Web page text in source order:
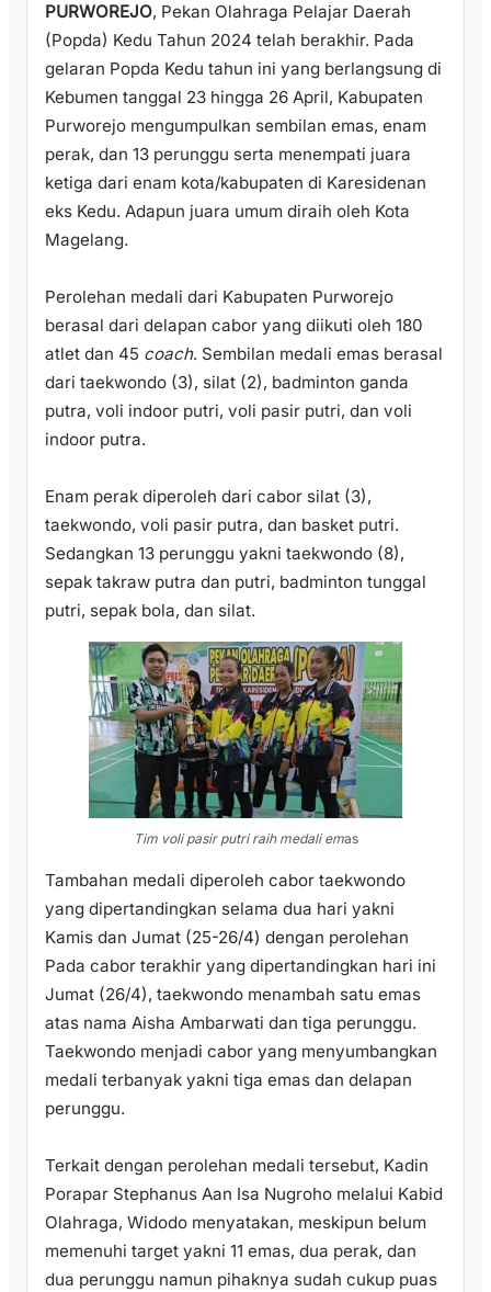
PURWOREJO, Pekan Olahraga Pelajar Daerah
(Popda) Kedu Tahun 2024 telah berakhir. Pada
gelaran Popda Kedu tahun ini yang berlangsung di
Kebumen tanggal 23 hingga 26 April, Kabupaten
Purworejo mengumpulkan sembilan emas, enam
perak, dan 13 perunggu serta menempati juara
ketiga dari enam kota/kabupaten di Karesidenan
eks Kedu. Adapun juara umum diraih oleh Kota
Magelang.
Perolehan medali dari Kabupaten Purworejo
berasal dari delapan cabor yang diikuti oleh 180
atlet dan 45 coach. Sembilan medali emas berasal
dari taekwondo (3), silat (2), badminton ganda
putra, voli indoor putri, voli pasir putri, dan voli
indoor putra.
Enam perak diperoleh dari cabor silat (3),
taekwondo, voli pasir putra, dan basket putri.
Sedangkan 13 perunggu yakni taekwondo (8),
sepak takraw putra dan putri, badminton tunggal
putri, sepak bola, dan silat.
Tim voli pasir putri raih medali emas
Tambahan medali diperoleh cabor taekwondo
yang dipertandingkan selama dua hari yakni
Kamis dan Jumat (25-26/4) dengan perolehan
Pada cabor terakhir yang dipertandingkan hari ini
Jumat (26/4), taekwondo menambah satu emas
atas nama Aisha Ambarwati dan tiga perunggu.
Taekwondo menjadi cabor yang menyumbangkan
medali terbanyak yakni tiga emas dan delapan
perunggu.
Terkait dengan perolehan medali tersebut, Kadin
Porapar Stephanus Aan Isa Nugroho melalui Kabid
Olahraga, Widodo menyatakan, meskipun belum
memenuhi target yakni 11 emas, dua perak, dan
dua perunggu namun pihaknya sudah cukup puas